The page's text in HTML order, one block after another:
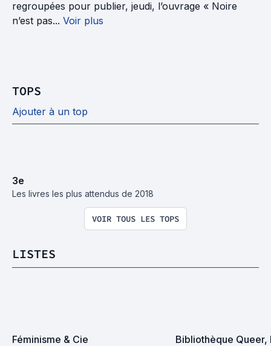
regroupées pour publier, jeudi, l’ouvrage « Noire
n’est pas... Voir plus
TOPS
Ajouter à un top
3e
Les livres les plus attendus de 2018
VOIR TOUS LES TOPS
LISTES
Féminisme & Cie
Bibliothèque Queer,